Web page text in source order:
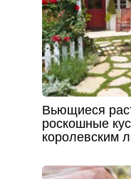
Вьющиеся
роскошные
королевским